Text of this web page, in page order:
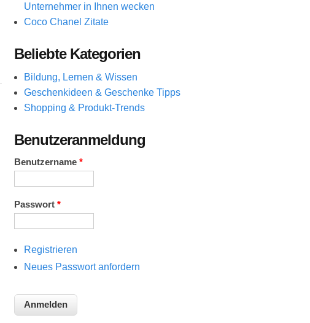
Unternehmer in Ihnen wecken
Coco Chanel Zitate
Beliebte Kategorien
Bildung, Lernen & Wissen
Geschenkideen & Geschenke Tipps
Shopping & Produkt-Trends
Benutzeranmeldung
Benutzername *
Passwort *
Registrieren
Neues Passwort anfordern